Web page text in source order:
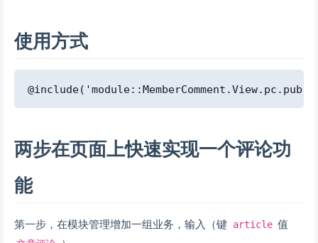
使用方式
Copy
两步在页面上快速实现一个评论功
能
第一步，在模块管理增加一组业务，输入（键 article 值